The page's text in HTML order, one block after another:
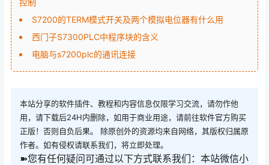
控制
S7200的TERM模式开关及两个模拟电位器有什么用
西门子S7300PLC中程序块的含义
电脑与s7200plc的通讯连接
本站分享的软件插件、教程和内容信息仅限学习交流，请勿作他
用，请下载后24H内删除，如用于商业用途，请前往软件官方购买
正版！否则自负后果。 除原创外的资源均来自网络，其版权归属原
作者。如有侵权请联系我们，将立即处理。
➽您有任何疑问可通过以下方式联系我们：本站微信小